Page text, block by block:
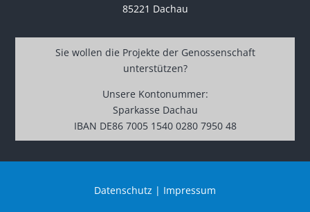
85221 Dachau
Sie wollen die Projekte der Genossenschaft
unterstützen?
Unsere Kontonummer:
Sparkasse Dachau
IBAN DE86 7005 1540 0280 7950 48
Datenschutz | Impressum